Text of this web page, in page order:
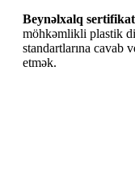
Beynəlxalq
möhkəmlikli plastik
standartlarına cavab
etmək.